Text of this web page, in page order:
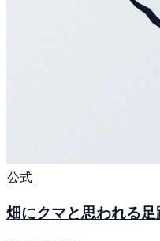
公式
畑にクマと思われる足